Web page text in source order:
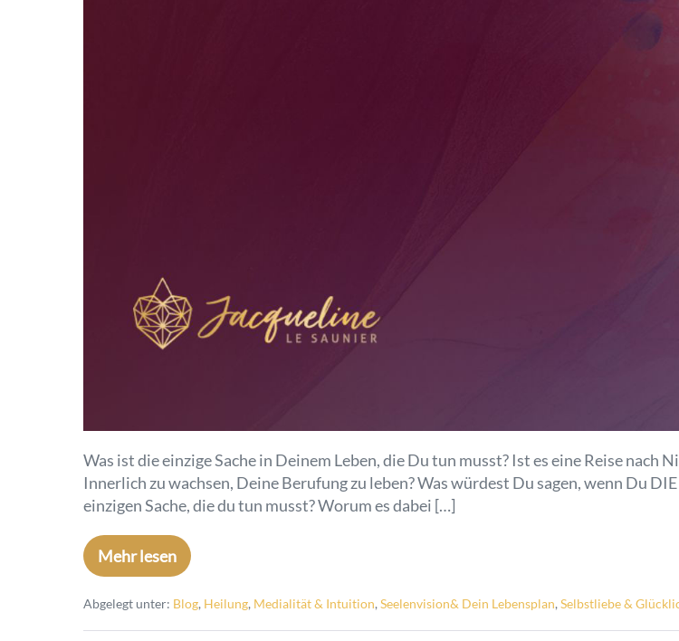
Was ist die einzige Sache in Deinem Leben, die Du tun musst? Ist es eine Reise nach
Innerlich zu wachsen, Deine Berufung zu leben? Was würdest Du sagen, wenn Du
einzigen Sache, die du tun musst? Worum es dabei […]
Mehr lesen
Abgelegt unter: Blog, Heilung, Medialität & Intuition, Seelenvision& Dein Lebensplan, Selbstliebe &